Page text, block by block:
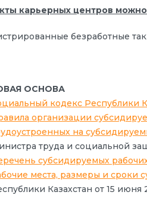
карьерных центров можно
безработные
ОСНОВА
кодекс Республики
организации
на
труда и социальной
субсидируемых
места, размеры и сроки
Казахстан от 15